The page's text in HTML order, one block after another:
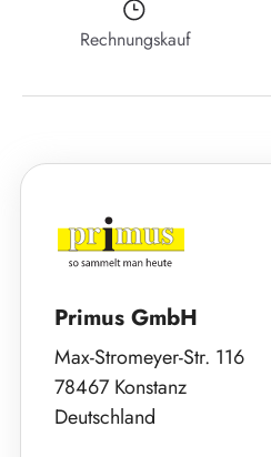
Rechnungskauf
Primus GmbH
Max-Stromeyer-Str. 116
78467 Konstanz
Deutschland